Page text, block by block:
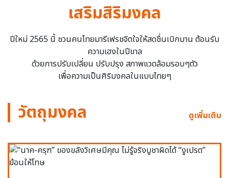
เสริมสิริมงคล
ปีใหม่ 2565 นี้ ชวนคนไทยมารีเฟรชจิตใจให้สดชื่นเบิกบาน ต้อนรับ
ความเฮงในปีขาล
ด้วยการปรับเปลี่ยน ปรับปรุง สภาพแวดล้อมรอบๆตัว
เพื่อความเป็นศิริมงคลในแบบไทยๆ
วัตถุมงคล ดูเพิ่มเติม